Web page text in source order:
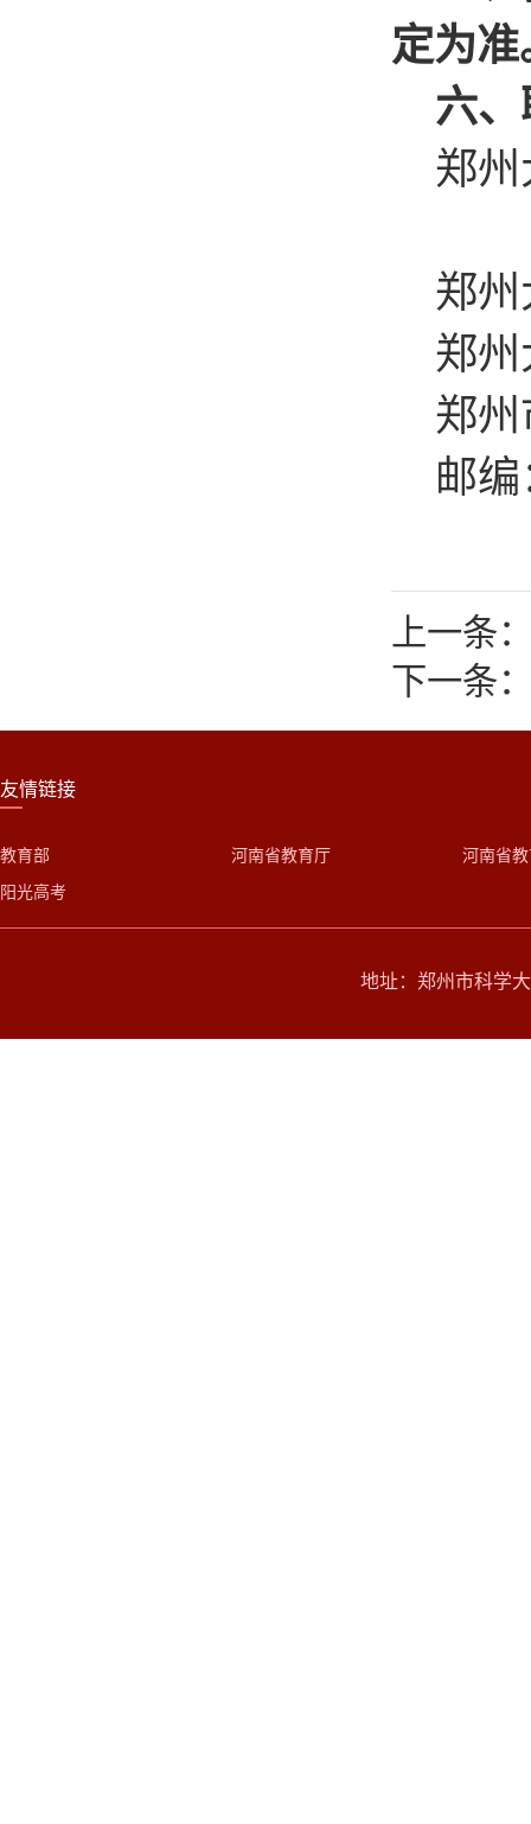
定为准
六
郑
郑州
郑
郑州
邮编
上一条
下一条
友情链接
教育部
阳光高考
河南省教育厅 河南省
地址：郑州市科学